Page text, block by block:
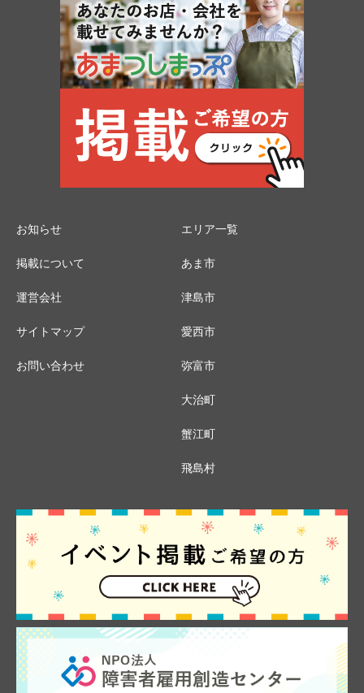
お知らせ
掲載について
運営会社
サイトマップ
お問い合わせ
エリア一覧
あま市
津島市
愛西市
弥富市
大治町
蟹江町
飛島村